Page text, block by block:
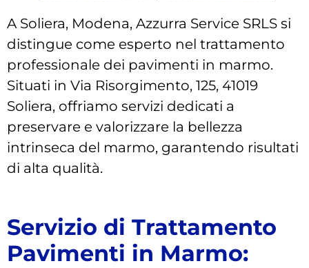
A Soliera, Modena, Azzurra Service SRLS si
distingue come esperto nel trattamento
professionale dei pavimenti in marmo.
Situati in Via Risorgimento, 125, 41019
Soliera, offriamo servizi dedicati a
preservare e valorizzare la bellezza
intrinseca del marmo, garantendo risultati
di alta qualità.
Servizio di Trattamento
Pavimenti in Marmo: